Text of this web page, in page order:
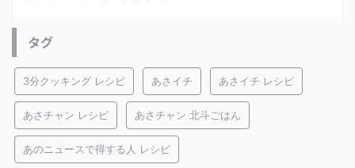
タグ
3分クッキング レシピ あさイチ あさイチ レシピ
あさチャン レシピ あさチャン 北斗ごはん
あのニュースで得する人 レシピ